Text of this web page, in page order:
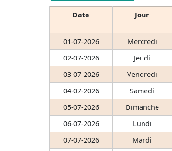
Date Jour
01-07-2026
Mercredi
02-07-2026
Jeudi
03-07-2026
Vendredi
04-07-2026
Samedi
05-07-2026
Dimanche
06-07-2026
Lundi
07-07-2026
Mardi